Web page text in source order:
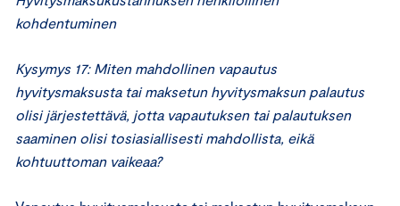
kohdentuminen
Kysymys 17: Miten mahdollinen vapautus
hyvitysmaksusta tai maksetun hyvitysmaksun palautus
olisi järjestettävä, jotta vapautuksen tai palautuksen
saaminen olisi tosiasiallisesti mahdollista, eikä
kohtuuttoman vaikeaa?